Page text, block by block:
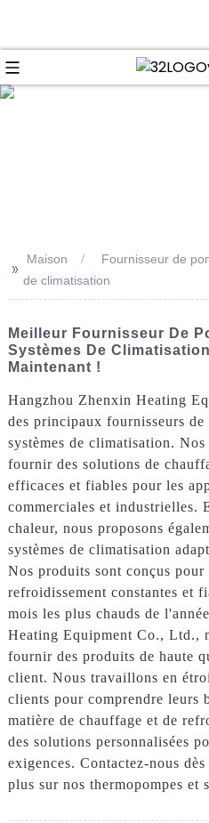
>> Maison
Fournisseur de
de climatisation
Meilleur Fournisseur De
Systèmes De
Maintenant !
Hangzhou Zhenxin Heating
des principaux fournisseurs de
systèmes de climatisation.
fournir des solutions de
efficaces et fiables pour les
commerciales et industrielles.
chaleur, nous proposons
systèmes de climatisation
Nos produits sont conçus
refroidissement constantes et
mois les plus chauds de
Heating Equipment Co., Ltd.,
fournir des produits de haute
client. Nous travaillons en
clients pour comprendre leurs
matière de chauffage et de
des solutions personnalisées
exigences. Contactez-nous
plus sur nos thermopompes et